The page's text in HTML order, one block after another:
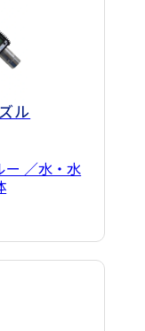
ル
ー ／水・水